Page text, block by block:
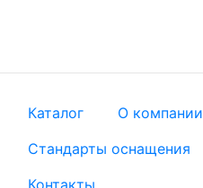
Каталог О компании
Стандарты оснащения
Контакты